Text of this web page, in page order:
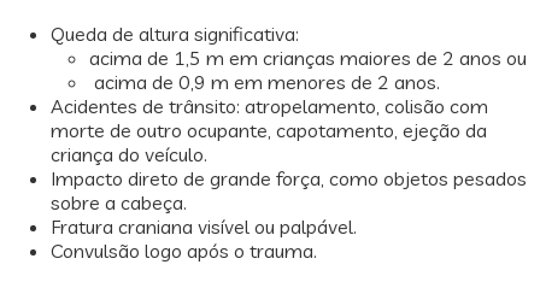
Queda de altura significativa:
acima de 1,5 m em crianças maiores de 2 anos ou
acima de 0,9 m em menores de 2 anos.
Acidentes de trânsito: atropelamento, colisão com
morte de outro ocupante, capotamento, ejeção da
criança do veículo.
Impacto direto de grande força, como objetos pesados
sobre a cabeça.
Fratura craniana visível ou palpável.
Convulsão logo após o trauma.